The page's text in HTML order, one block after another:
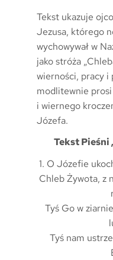
Tekst ukazuje
Jezusa, którego
wychowywał w
jako stróża
wierności, pracy i
modlitewnie prosi
i wiernego
Józefa.
Tekst Pieśni
1. O Józefie
Chleb Żywota, z
Tyś Go w
Tyś nam